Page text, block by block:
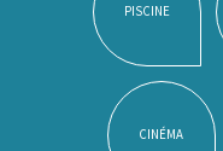
PISCINE
CINÉMA